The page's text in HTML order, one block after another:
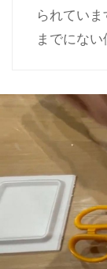
られてい
までにない